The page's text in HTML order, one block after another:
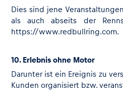
Glossar
Alle anzeigen
Dies sind jene
als auch abseits der
https://www.redbullring.com.
10. Erlebnis ohne Motor
Darunter ist ein Ereignis zu
Kunden organisiert bzw.